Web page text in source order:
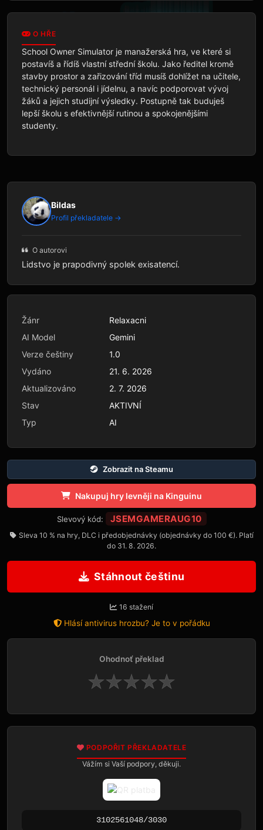
O HŘE
School Owner Simulator je manažerská hra, ve které si
postavíš a řídíš vlastní střední školu. Jako ředitel kromě
stavby prostor a zařizování tříd musíš dohlížet na učitele,
technický personál i jídelnu, a navíc podporovat vývoj
žáků a jejich studijní výsledky. Postupně tak buduješ
lepší školu s efektivnější rutinou a spokojenějšími
studenty.
Bildas
Profil překladatele →
O autorovi
Lidstvo je prapodivný spolek exisatencí.
Žánr
Relaxacni
AI Model
Gemini
Verze češtiny
1.0
Vydáno
21. 6. 2026
Aktualizováno
2. 7. 2026
Stav
AKTIVNÍ
Typ
AI
Zobrazit na Steamu
Nakupuj hry levněji na Kinguinu
Slevový kód: JSEMGAMERAUG10
Sleva 10 % na hry, DLC i předobjednávky (objednávky do 100 €). Platí
do 31. 8. 2026.
Stáhnout češtinu
16 stažení
Hlásí antivirus hrozbu? Je to v pořádku
Ohodnoť překlad
★★★★★
PODPOŘIT PŘEKLADATELE
Vážím si Vaší podpory, děkuji.
3102561048/3030